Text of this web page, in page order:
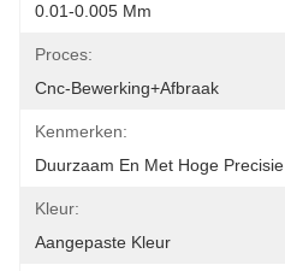
0.01-0.005 Mm
Proces:
Cnc-Bewerking+afbraak
Kenmerken:
Duurzaam En Met Hoge Precisie
Kleur:
Aangepaste Kleur